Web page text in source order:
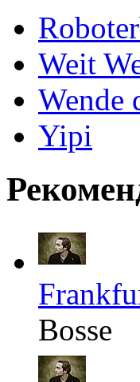
Weit
Wende
Yipi
Bosse